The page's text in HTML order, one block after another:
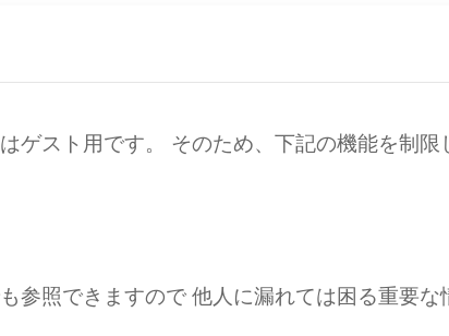
ゲスト用です。 そのため、下記の機能を制限
参照できますので 他人に漏れては困る重要な